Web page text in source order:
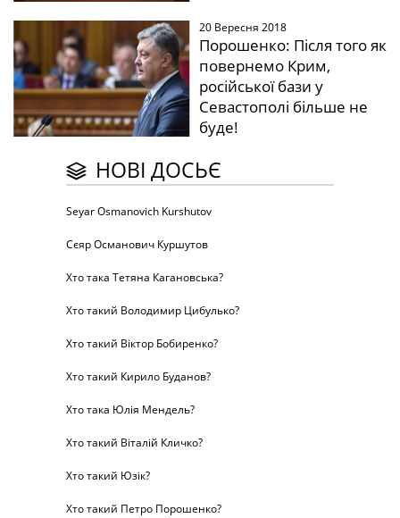
20 Вересня 2018
Порошенко: Після того як
повернемо Крим,
російської бази у
Севастополі більше не
буде!
НОВІ ДОСЬЄ
Seyar Osmanovich Kurshutov
Сєяр Османович Куршутов
Хто така Тетяна Кагановська?
Хто такий Володимир Цибулько?
Хто такий Віктор Бобиренко?
Хто такий Кирило Буданов?
Хто така Юлія Мендель?
Хто такий Віталій Кличко?
Хто такий Юзік?
Хто такий Петро Порошенко?